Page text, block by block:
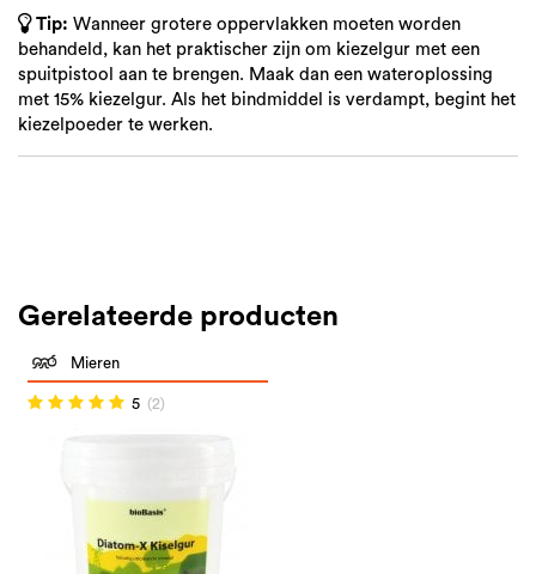
Tip: Wanneer grotere oppervlakken moeten worden
behandeld, kan het praktischer zijn om kiezelgur met een
spuitpistool aan te brengen. Maak dan een wateroplossing
met 15% kiezelgur. Als het bindmiddel is verdampt, begint het
kiezelpoeder te werken.
Gerelateerde producten
Mieren
5 (2)